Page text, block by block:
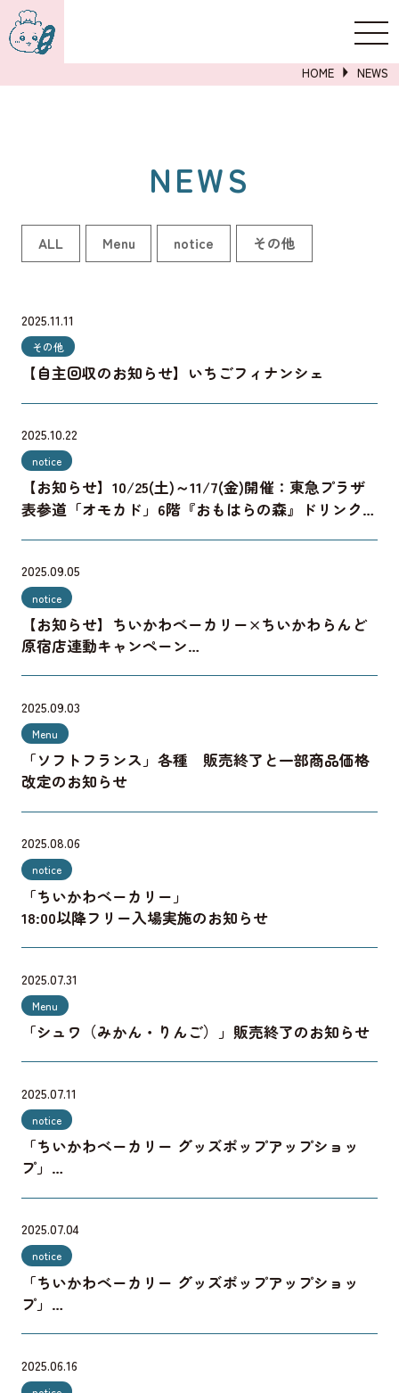
詳しくはこちら
HOME NEWS
NEWS
ALL Menu notice その他
2025.11.11
その他
【自主回収のお知らせ】いちごフィナンシェ
2025.10.22
notice
【お知らせ】10/25(土)～11/7(金)開催：東急プラザ
表参道「オモカド」6階『おもはらの森』ドリンクス
2025.09.05
notice
【お知らせ】ちいかわベーカリー×ちいかわらんど
原宿店連動キャンペーン
2025.09.03
Menu
「ソフトフランス」各種 販売終了と一部商品価格
改定のお知らせ
2025.08.06
notice
「ちいかわベーカリー」
18:00以降フリー入場実施のお知らせ
2025.07.31
Menu
「シュワ（みかん・りんご）」販売終了のお知らせ
2025.07.11
notice
「ちいかわベーカリー グッズポップアップショッ
プ」
2025.07.04
notice
「ちいかわベーカリー グッズポップアップショッ
プ」
2025.06.16